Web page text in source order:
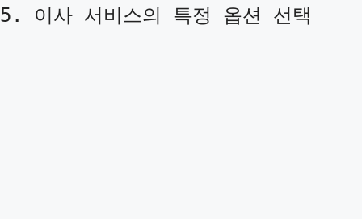
5. 이사 서비스의 특정 옵션 선택